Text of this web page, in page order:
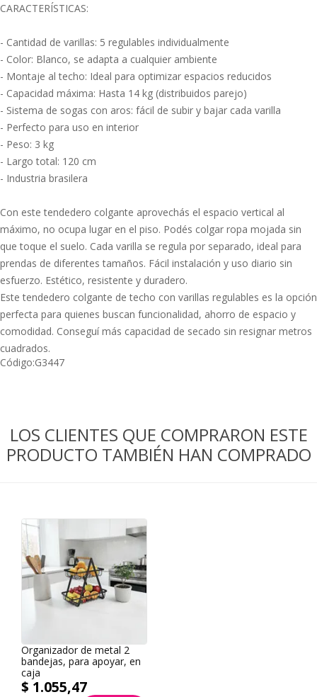
CARACTERÍSTICAS:
- Cantidad de varillas: 5 regulables individualmente
- Color: Blanco, se adapta a cualquier ambiente
- Montaje al techo: Ideal para optimizar espacios reducidos
- Capacidad máxima: Hasta 14 kg (distribuidos parejo)
- Sistema de sogas con aros: fácil de subir y bajar cada varilla
- Perfecto para uso en interior
- Peso: 3 kg
- Largo total: 120 cm
- Industria brasilera
Con este tendedero colgante aprovechás el espacio vertical al
máximo, no ocupa lugar en el piso. Podés colgar ropa mojada sin
que toque el suelo. Cada varilla se regula por separado, ideal para
prendas de diferentes tamaños. Fácil instalación y uso diario sin
esfuerzo. Estético, resistente y duradero.
Este tendedero colgante de techo con varillas regulables es la opción
perfecta para quienes buscan funcionalidad, ahorro de espacio y
comodidad. Conseguí más capacidad de secado sin resignar metros
cuadrados.
Código:G3447
LOS CLIENTES QUE COMPRARON ESTE
PRODUCTO TAMBIÉN HAN COMPRADO
Organizador de metal 2
bandejas, para apoyar, en
caja
$ 1.055,47